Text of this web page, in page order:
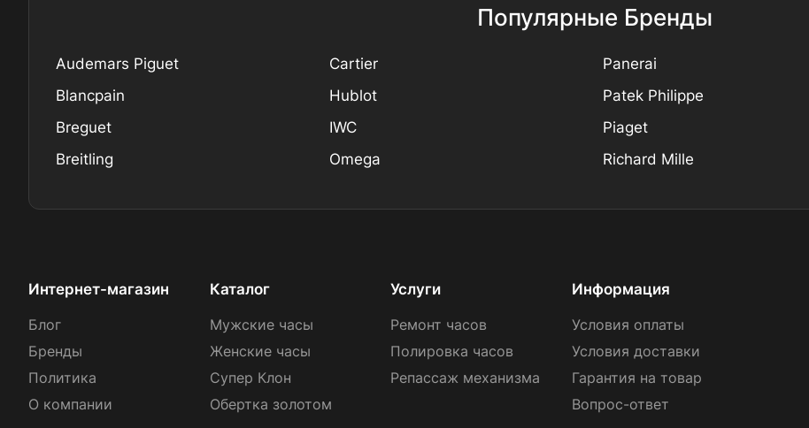
Популярные Бренды
Audemars Piguet
Blancpain
Breguet
Breitling
Cartier
Hublot
IWC
Omega
Panerai
Patek Philippe
Piaget
Richard Mille
Интернет-магазин
Блог
Бренды
Политика
О компании
Каталог
Мужские часы
Женские часы
Супер Клон
Обертка золотом
Услуги
Ремонт часов
Полировка часов
Репассаж механизма
Информация
Условия оплаты
Условия доставки
Гарантия на товар
Вопрос-ответ